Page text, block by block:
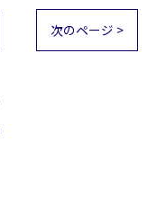
次のページ >